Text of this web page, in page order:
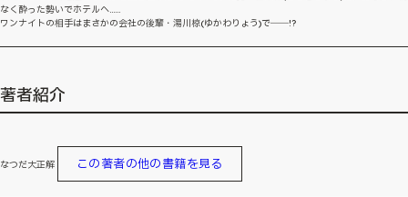
なく酔った勢いでホテルへ......
ワンナイトの相手はまさかの会社の後輩・湯川椋(ゆかわりょう)で――!?
著者紹介
なつだ大正解 この著者の他の書籍を見る